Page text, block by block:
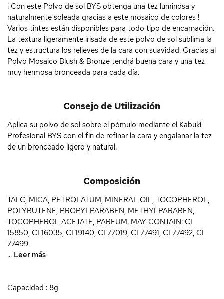
¡ Con este Polvo de sol BYS obtenga una tez luminosa y
naturalmente soleada gracias a este mosaico de colores !
Varios tintes están disponibles para todo tipo de encarnación.
La textura ligeramente irisada de este polvo de sol sublima la
tez y estructura los relieves de la cara con suavidad. Gracias al
Polvo Mosaico Blush & Bronze tendrá buena cara y una tez
muy hermosa bronceada para cada día.
Consejo de Utilización
Aplica su polvo de sol sobre el pómulo mediante el Kabuki
Profesional BYS con el fin de refinar la cara y engalanar la tez
de un bronceado ligero y natural.
Composición
TALC, MICA, PETROLATUM, MINERAL OIL, TOCOPHEROL,
POLYBUTENE, PROPYLPARABEN, METHYLPARABEN,
TOCOPHEROL ACETATE, PARFUM. MAY CONTAIN: CI
15850, CI 16035, CI 19140, CI 77019, CI 77491, CI 77492, CI
77499
... Leer más
Capacidad : 8g